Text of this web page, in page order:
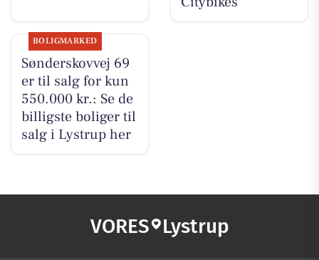
BOLIGMARKED
Sønderskovvej 69
er til salg for kun
550.000 kr.: Se de
billigste boliger til
salg i Lystrup her
VORES Lystrup